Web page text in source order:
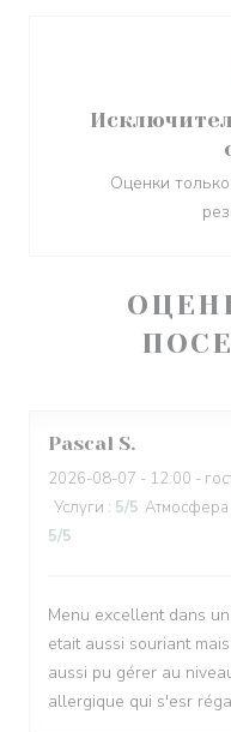
Pascal S
2026-08-07 - 12:00 -
Услуги : 5/5 Атмосфера
5/5
Menu excellent dans
etait aussi souriant
aussi pu gérer au
allergique qui s'esr
Оценки